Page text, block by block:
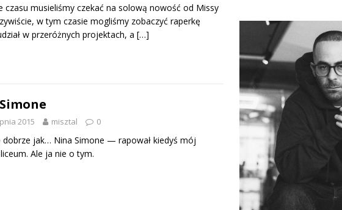
czasu musieliśmy czekać na solową nowość od Missy
w tym czasie mogliśmy zobaczyć raperkę
w przeróżnych projektach, a […]
2015 misztal 0
dobrze jak… Nina Simone — rapował kiedyś mój
Ale ja nie o tym.